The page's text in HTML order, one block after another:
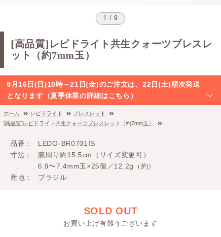
1 / 9
[高品質]レピドライト共生クォーツブレスレ
ット（約7mm玉）
8月16日(日)10時～21日(金)のご注文は、22日(土)順次発送
となります（夏季休業の詳細はこちら）
ホーム レピドライト
ブレスレット
[高品質]レピドライト共生クォーツブレスレット（約7mm玉）
品番
LEDO-BR0701IS
寸法
腕周り約15.5cm（サイズ変更可）
6.8〜7.4mm玉×25個／12.2g（約）
産地
ブラジル
SOLD OUT
お買い上げ有難うございます